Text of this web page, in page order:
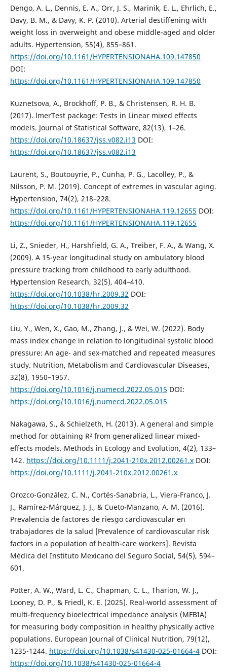
Dengo, A. L., Dennis, E. A., Orr, J. S., Marinik, E. L., Ehrlich, E.,
Davy, B. M., & Davy, K. P. (2010). Arterial destiffening with
weight loss in overweight and obese middle-aged and older
adults. Hypertension, 55(4), 855–861.
https://doi.org/10.1161/HYPERTENSIONAHA.109.147850
DOI:
https://doi.org/10.1161/HYPERTENSIONAHA.109.147850
Kuznetsova, A., Brockhoff, P. B., & Christensen, R. H. B.
(2017). lmerTest package: Tests in Linear mixed effects
models. Journal of Statistical Software, 82(13), 1–26.
https://doi.org/10.18637/jss.v082.i13 DOI:
https://doi.org/10.18637/jss.v082.i13
Laurent, S., Boutouyrie, P., Cunha, P. G., Lacolley, P., &
Nilsson, P. M. (2019). Concept of extremes in vascular aging.
Hypertension, 74(2), 218–228.
https://doi.org/10.1161/HYPERTENSIONAHA.119.12655 DOI:
https://doi.org/10.1161/HYPERTENSIONAHA.119.12655
Li, Z., Snieder, H., Harshfield, G. A., Treiber, F. A., & Wang, X.
(2009). A 15-year longitudinal study on ambulatory blood
pressure tracking from childhood to early adulthood.
Hypertension Research, 32(5), 404–410.
https://doi.org/10.1038/hr.2009.32 DOI:
https://doi.org/10.1038/hr.2009.32
Liu, Y., Wen, X., Gao, M., Zhang, J., & Wei, W. (2022). Body
mass index change in relation to longitudinal systolic blood
pressure: An age- and sex-matched and repeated measures
study. Nutrition, Metabolism and Cardiovascular Diseases,
32(8), 1950–1957.
https://doi.org/10.1016/j.numecd.2022.05.015 DOI:
https://doi.org/10.1016/j.numecd.2022.05.015
Nakagawa, S., & Schielzeth, H. (2013). A general and simple
method for obtaining R² from generalized linear mixed-
effects models. Methods in Ecology and Evolution, 4(2), 133–
142. https://doi.org/10.1111/j.2041-210x.2012.00261.xDOI:
https://doi.org/10.1111/j.2041-210x.2012.00261.x
Orozco-González, C. N., Cortés-Sanabria, L., Viera-Franco, J.
J., Ramírez-Márquez, J. J., & Cueto-Manzano, A. M. (2016).
Prevalencia de factores de riesgo cardiovascular en
trabajadores de la salud [Prevalence of cardiovascular risk
factors in a population of health-care workers]. Revista
Médica del Instituto Mexicano del Seguro Social, 54(5), 594–
601.
Potter, A. W., Ward, L. C., Chapman, C. L., Tharion, W. J.,
Looney, D. P., & Friedl, K. E. (2025). Real-world assessment of
multi-frequency bioelectrical impedance analysis (MFBIA)
for measuring body composition in healthy physically active
populations. European Journal of Clinical Nutrition, 79(12),
1235-1244. https://doi.org/10.1038/s41430-025-01664-4DOI:
https://doi.org/10.1038/s41430-025-01664-4